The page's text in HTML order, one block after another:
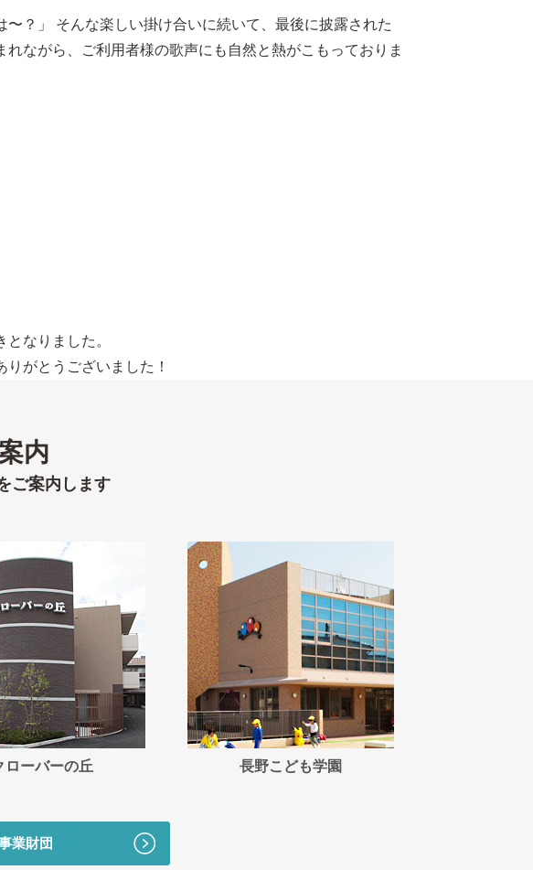
〜？」 そんな楽しい掛け合いに続いて、最後に披露された
ながら、ご利用者様の歌声にも自然と熱がこもっておりま
なりました。
りがとうございました！
内
ご案内します
ローバーの丘 長野こども学園
業財団